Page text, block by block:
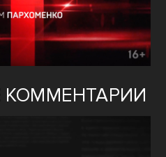
КОММЕНТАРИИ